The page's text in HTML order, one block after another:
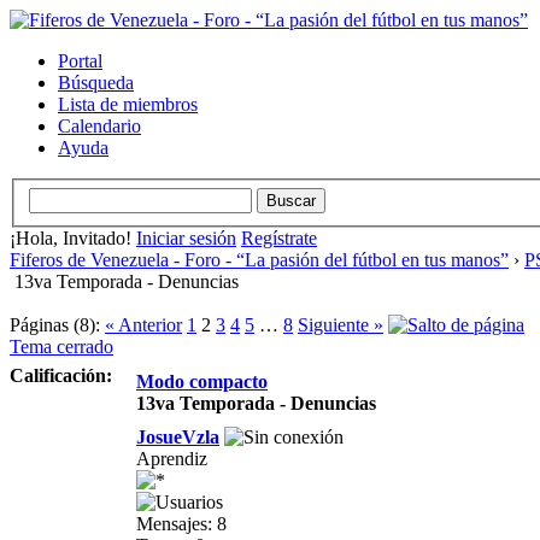
Portal
Búsqueda
Lista de miembros
Calendario
Ayuda
¡Hola, Invitado! Iniciar sesión Regístrate
Fiferos de Venezuela - Foro - “La pasión del fútbol en tus manos” ›
13va Temporada - Denuncias
Páginas (8): « Anterior 1 2 3 4 5 … 8 Siguiente »
Tema cerrado
Calificación:
Modo compacto
13va Temporada - Denuncias
JosueVzla
Aprendiz
Mensajes: 8